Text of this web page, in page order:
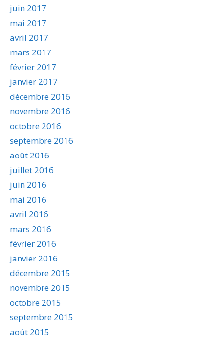
juin 2017
mai 2017
avril 2017
mars 2017
février 2017
janvier 2017
décembre 2016
novembre 2016
octobre 2016
septembre 2016
août 2016
juillet 2016
juin 2016
mai 2016
avril 2016
mars 2016
février 2016
janvier 2016
décembre 2015
novembre 2015
octobre 2015
septembre 2015
août 2015